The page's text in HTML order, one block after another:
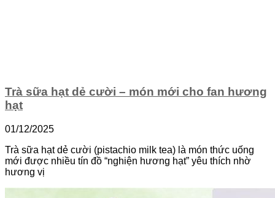
Trà sữa hạt dẻ cười – món mới cho fan hương
hạt
01/12/2025
Trà sữa hạt dẻ cười (pistachio milk tea) là món thức uống
mới được nhiều tín đồ “nghiện hương hạt” yêu thích nhờ
hương vị